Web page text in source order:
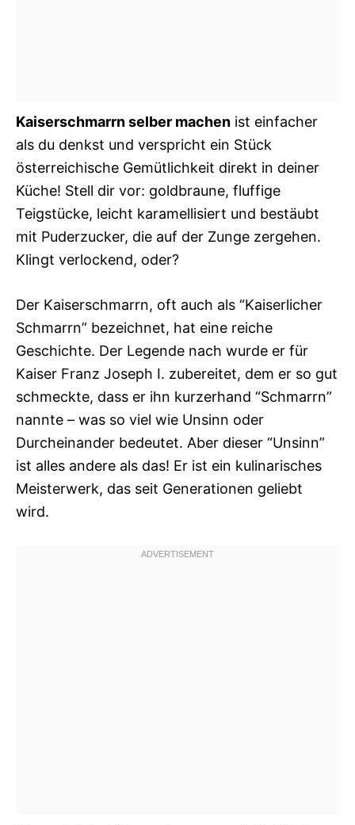
Kaiserschmarrn selber machen ist einfacher
als du denkst und verspricht ein Stück
österreichische Gemütlichkeit direkt in deiner
Küche! Stell dir vor: goldbraune, fluffige
Teigstücke, leicht karamellisiert und bestäubt
mit Puderzucker, die auf der Zunge zergehen.
Klingt verlockend, oder?
Der Kaiserschmarrn, oft auch als “Kaiserlicher
Schmarrn” bezeichnet, hat eine reiche
Geschichte. Der Legende nach wurde er für
Kaiser Franz Joseph I. zubereitet, dem er so gut
schmeckte, dass er ihn kurzerhand “Schmarrn”
nannte – was so viel wie Unsinn oder
Durcheinander bedeutet. Aber dieser “Unsinn”
ist alles andere als das! Er ist ein kulinarisches
Meisterwerk, das seit Generationen geliebt
wird.